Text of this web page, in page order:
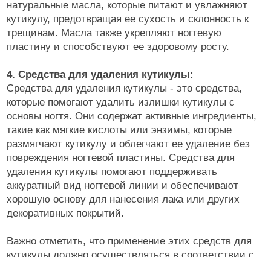
натуральные масла, которые питают и увлажняют
кутикулу, предотвращая ее сухость и склонность к
трещинам. Масла также укрепляют ногтевую
пластину и способствуют ее здоровому росту.
4. Средства для удаления кутикулы:
Средства для удаления кутикулы - это средства,
которые помогают удалить излишки кутикулы с
основы ногтя. Они содержат активные ингредиенты,
такие как мягкие кислоты или энзимы, которые
размягчают кутикулу и облегчают ее удаление без
повреждения ногтевой пластины. Средства для
удаления кутикулы помогают поддерживать
аккуратный вид ногтевой линии и обеспечивают
хорошую основу для нанесения лака или других
декоративных покрытий.
Важно отметить, что применение этих средств для
кутикулы должно осуществляться в соответствии с